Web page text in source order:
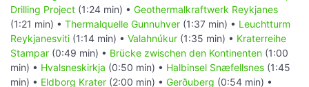
Drilling Project (1:24 min) • Geothermalkraftwerk Reykjanes
(1:21 min) • Thermalquelle Gunnuhver (1:37 min) • Leuchtturm
Reykjanesviti (1:14 min) • Valahnúkur (1:35 min) • Kraterreihe
Stampar (0:49 min) • Brücke zwischen den Kontinenten (1:00
min) • Hvalsneskirkja (0:50 min) • Halbinsel Snæfellsnes (1:45
min) • Eldborg Krater (2:00 min) • Gerðuberg (0:54 min) •